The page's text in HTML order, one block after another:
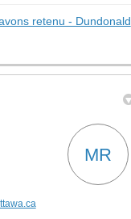
retenu - Dundonald
MR
(Liens externes)